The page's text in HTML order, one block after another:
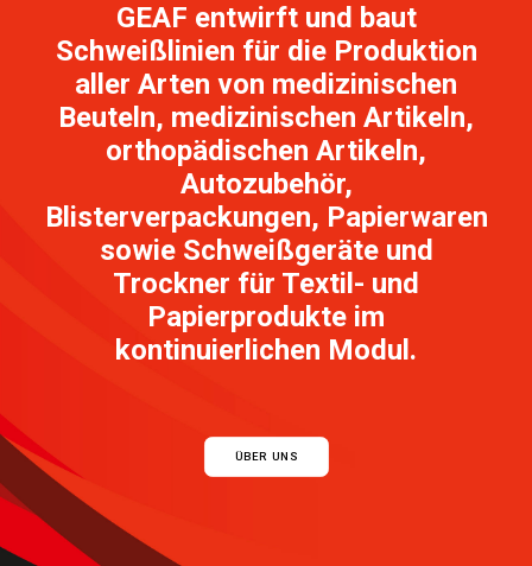
DEUTSCH
GEAF entwirft und baut
Schweißlinien für die Produktion
aller Arten von medizinischen
Beuteln, medizinischen Artikeln,
orthopädischen Artikeln,
Autozubehör,
Blisterverpackungen, Papierwaren
sowie Schweißgeräte und
Trockner für Textil- und
Papierprodukte im
kontinuierlichen Modul.
ÜBER UNS